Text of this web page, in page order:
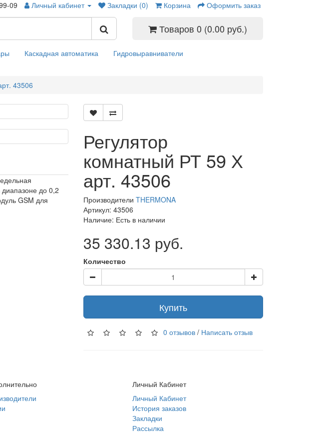
09 Личный кабинет Закладки (0) Корзина Оформить заказ
Товаров 0 (0.00 руб.)
Каскадная автоматика Гидровыравниватели
43506
до 0,2
GSM для
Регулятор
комнатный РТ 59 Х
арт. 43506
Производители THERMONA
Артикул: 43506
Наличие: Есть в наличии
35 330.13 руб.
Количество
Купить
0 отзывов / Написать отзыв
Личный Кабинет
Личный Кабинет
История заказов
Закладки
Рассылка